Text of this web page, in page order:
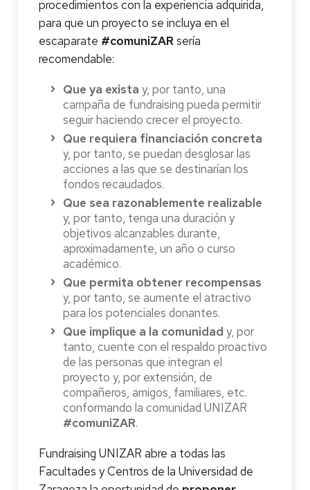
procedimientos con la experiencia adquirida,
para que un proyecto se incluya en el
escaparate #comuniZAR sería
recomendable:
Que ya exista y, por tanto, una
campaña de fundraising pueda permitir
seguir haciendo crecer el proyecto.
Que requiera financiación concreta
y, por tanto, se puedan desglosar las
acciones a las que se destinarían los
fondos recaudados.
Que sea razonablemente realizable
y, por tanto, tenga una duración y
objetivos alcanzables durante,
aproximadamente, un año o curso
académico.
Que permita obtener recompensas
y, por tanto, se aumente el atractivo
para los potenciales donantes.
Que implique a la comunidad y, por
tanto, cuente con el respaldo proactivo
de las personas que integran el
proyecto y, por extensión, de
compañeros, amigos, familiares, etc.
conformando la comunidad UNIZAR
#comuniZAR.
Fundraising UNIZAR abre a todas las
Facultades y Centros de la Universidad de